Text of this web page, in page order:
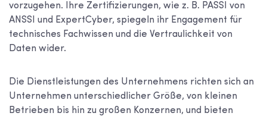
vorzugehen. Ihre Zertifizierungen, wie z. B. PASSI von
ANSSI und ExpertCyber, spiegeln ihr Engagement für
technisches Fachwissen und die Vertraulichkeit von
Daten wider.
Die Dienstleistungen des Unternehmens richten sich an
Unternehmen unterschiedlicher Größe, von kleinen
Betrieben bis hin zu großen Konzernen, und bieten